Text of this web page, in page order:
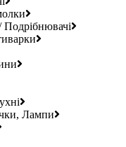
Подрібнювачі
Лампи